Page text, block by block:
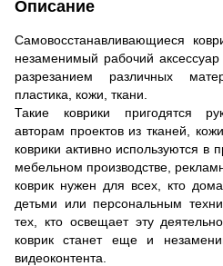
Описание
Самовосстанавливающиеся
незаменимый рабочий
разрезанием различных
пластика, кожи, ткани.
Такие коврики пригодятся
авторам проектов из тканей,
коврики активно используются в
мебельном производстве,
коврик нужен для всех, кто
детьми или персональным
тех, кто освещает эту
коврик станет еще и
видеоконтента.